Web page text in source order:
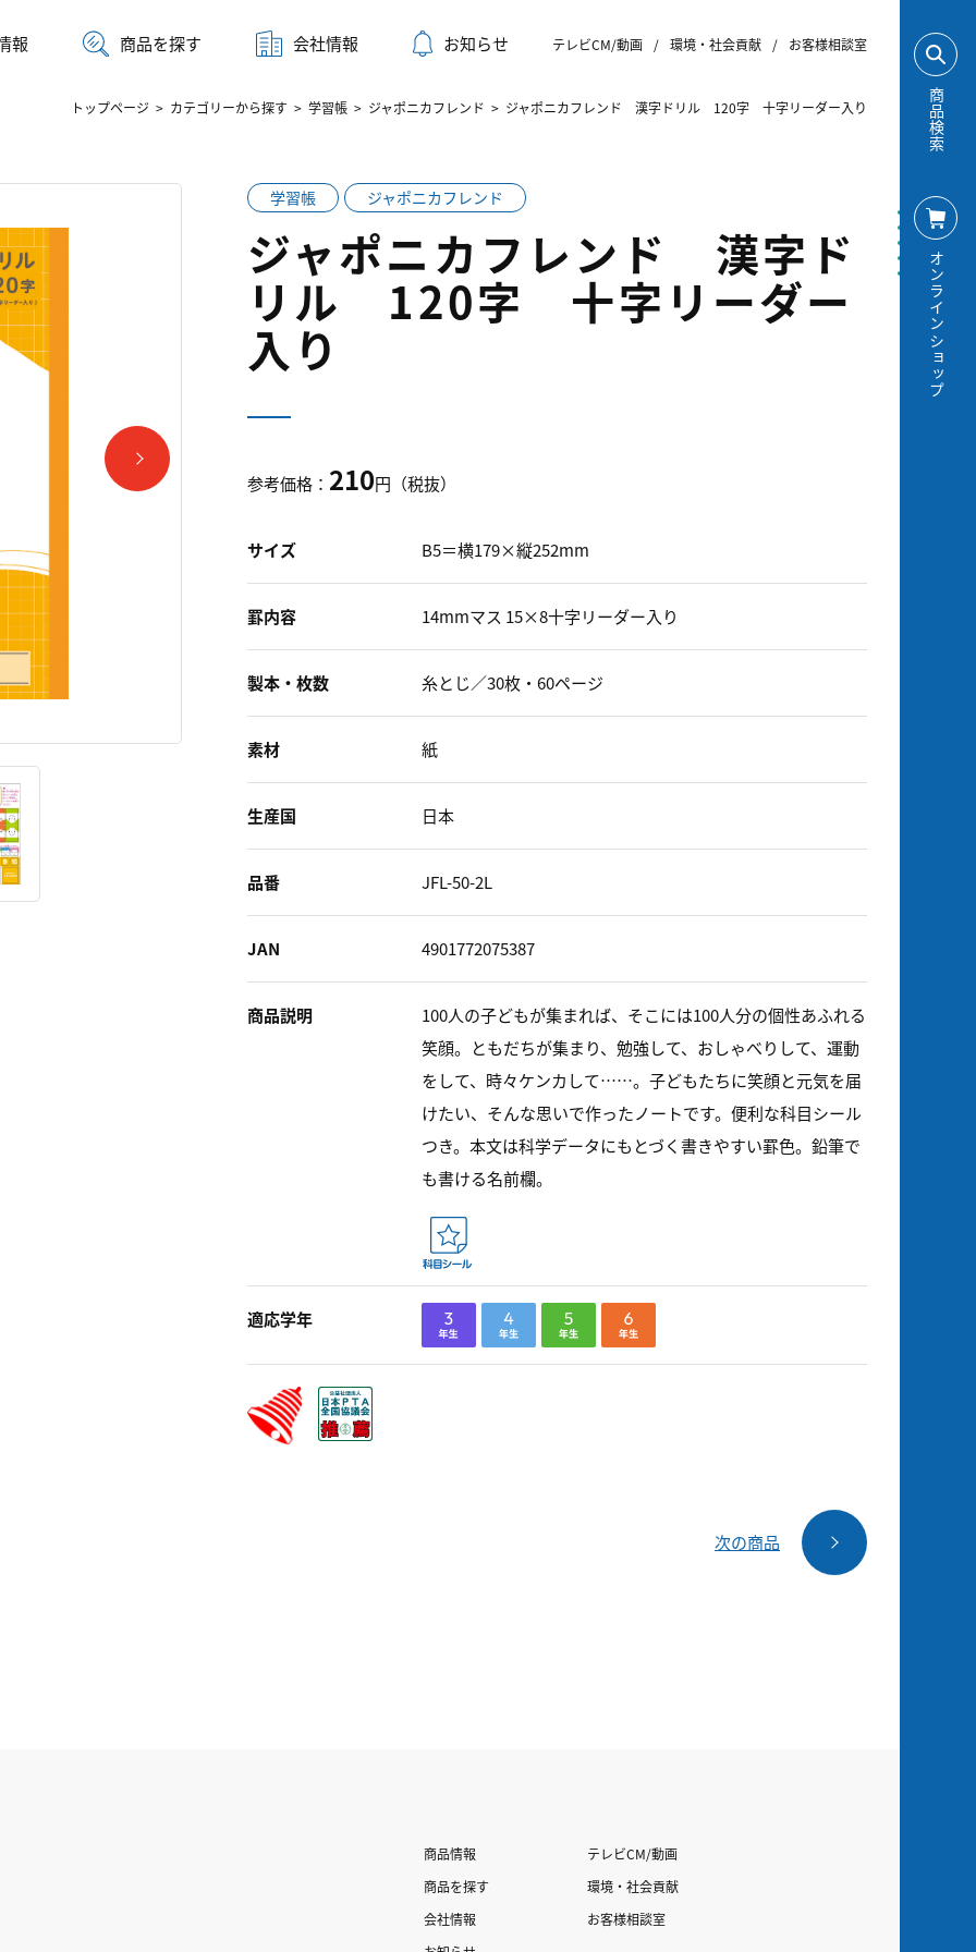
報 商品を探す 会社情報 お知らせ テレビCM/動画 / 環境・社会貢献 / お客様相談室
トップページ > カテゴリーから探す > 学習帳 > ジャポニカフレンド > ジャポニカフレンド 漢字ドリル 120字 十字リーダー入り
学習帳 ジャポニカフレンド
ジャポニカフレンド 漢字ド
リル 120字 十字リーダー
入り
参考価格： 210円（税抜）
サイズ B5＝横179×縦252mm
罫内容 14mmマス 15×8十字リーダー入り
製本・枚数 糸とじ／30枚・60ページ
素材 紙
生産国 日本
品番 JFL-50-2L
JAN 4901772075387
商品説明
100人の子どもが集まれば、そこには100人分の個性あふれる
笑顔。ともだちが集まり、勉強して、おしゃべりして、運動
をして、時々ケンカして……。子どもたちに笑顔と元気を届
けたい、そんな思いで作ったノートです。便利な科目シール
つき。本文は科学データにもとづく書きやすい罫色。鉛筆で
も書ける名前欄。
適応学年
次の商品
商品情報
商品を探す
会社情報
テレビCM/動画
環境・社会貢献
お客様相談室
商品検索
オンラインショップ